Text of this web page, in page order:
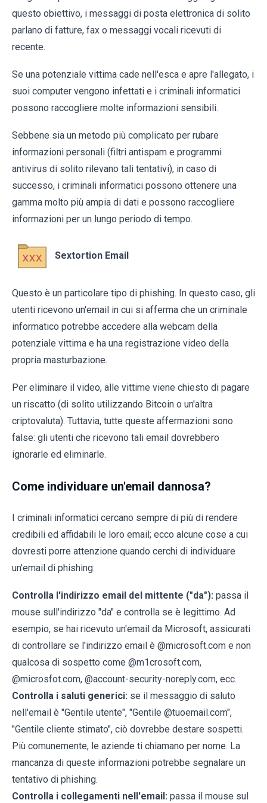
questo obiettivo, i messaggi di posta elettronica di solito
parlano di fatture, fax o messaggi vocali ricevuti di
recente.
Se una potenziale vittima cade nell'esca e apre l'allegato, i
suoi computer vengono infettati e i criminali informatici
possono raccogliere molte informazioni sensibili.
Sebbene sia un metodo più complicato per rubare
informazioni personali (filtri antispam e programmi
antivirus di solito rilevano tali tentativi), in caso di
successo, i criminali informatici possono ottenere una
gamma molto più ampia di dati e possono raccogliere
informazioni per un lungo periodo di tempo.
Sextortion Email
Questo è un particolare tipo di phishing. In questo caso, gli
utenti ricevono un'email in cui si afferma che un criminale
informatico potrebbe accedere alla webcam della
potenziale vittima e ha una registrazione video della
propria masturbazione.
Per eliminare il video, alle vittime viene chiesto di pagare
un riscatto (di solito utilizzando Bitcoin o un'altra
criptovaluta). Tuttavia, tutte queste affermazioni sono
false: gli utenti che ricevono tali email dovrebbero
ignorarle ed eliminarle.
Come individuare un'email dannosa?
I criminali informatici cercano sempre di più di rendere
credibili ed affidabili le loro email; ecco alcune cose a cui
dovresti porre attenzione quando cerchi di individuare
un'email di phishing:
Controlla l'indirizzo email del mittente ("da"): passa il
mouse sull'indirizzo "da" e controlla se è legittimo. Ad
esempio, se hai ricevuto un'email da Microsoft, assicurati
di controllare se l'indirizzo email è @microsoft.com e non
qualcosa di sospetto come @m1crosoft.com,
@microsfot.com, @account-security-noreply.com, ecc.
Controlla i saluti generici: se il messaggio di saluto
nell'email è "Gentile utente", "Gentile @tuoemail.com",
"Gentile cliente stimato", ciò dovrebbe destare sospetti.
Più comunemente, le aziende ti chiamano per nome. La
mancanza di queste informazioni potrebbe segnalare un
tentativo di phishing.
Controlla i collegamenti nell'email: passa il mouse sul